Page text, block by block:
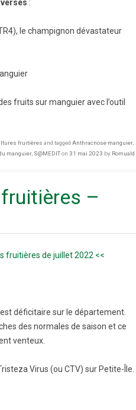
:
le champignon dévastateur
fruits sur manguier avec l’outil
fruitières and tagged Anthracnose manguier,
manguier, S@MEDITon 31 mai 2023 by Romuald
–
fruitières de juillet 2022 <<
déficitaire sur le département.
des normales de saison et ce
venteux.
Virus (ou CTV) sur Petite-Île.